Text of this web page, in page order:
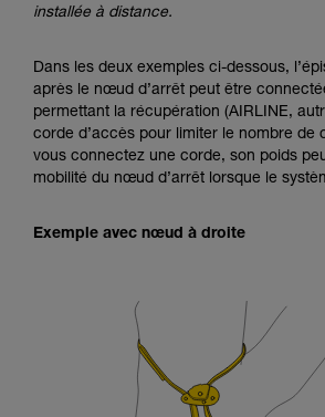
installée à distance.
Dans les deux exemples ci-dessous,
après le nœud d’arrêt peut être
permettant la récupération (AIRLINE,
corde d’accès pour limiter le nombre de
vous connectez une corde, son poids
mobilité du nœud d’arrêt lorsque le
Exemple avec nœud à droite